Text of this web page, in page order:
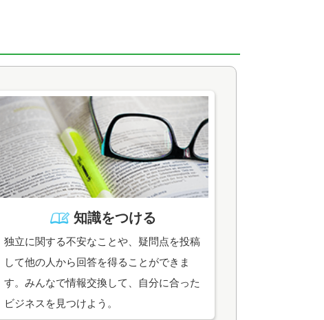
知識をつける
独立に関する不安なことや、疑問点を投稿
して他の人から回答を得ることができま
す。みんなで情報交換して、自分に合った
ビジネスを見つけよう。